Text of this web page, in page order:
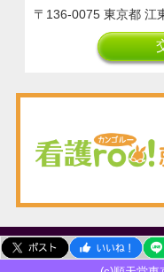
136-0075 東京都 江